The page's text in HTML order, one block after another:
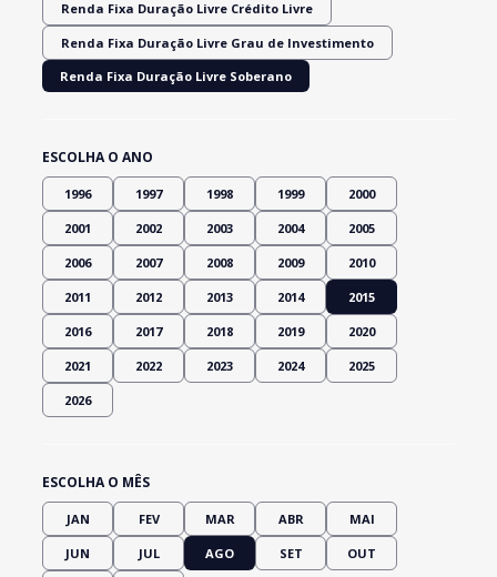
Renda Fixa Duração Livre Crédito Livre
Renda Fixa Duração Livre Grau de Investimento
Renda Fixa Duração Livre Soberano
ESCOLHA O ANO
1996 1997 1998 1999 2000
2001 2002 2003 2004 2005
2006 2007 2008 2009 2010
2011 2012 2013 2014 2015
2016 2017 2018 2019 2020
2021 2022 2023 2024 2025
2026
ESCOLHA O MÊS
JAN FEV MAR ABR MAI
JUN JUL AGO SET OUT